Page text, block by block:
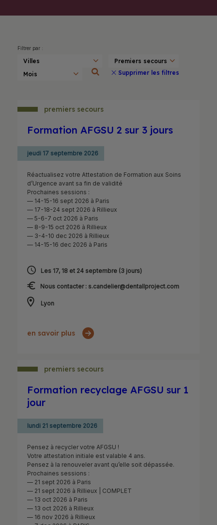
Filtrer par :
Supprimer les filtres
premiers secours
Formation AFGSU 2 sur 3 jours
jeudi 17 septembre 2026
Réactualisez votre Attestation de Formation aux Soins
d’Urgence avant sa fin de validité
Prochaines sessions :
— 14-15-16 sept 2026 à Paris
— 17-18-24 sept 2026 à Rillieux
— 5-6-7 oct 2026 à Paris
— 8-9-15 oct 2026 à Rillieux
— 3-4-10 dec 2026 à Rillieux
— 14-15-16 dec 2026 à Paris
Les 17, 18 et 24 septembre (3 jours)
Nous contacter : s.candelier@dentallproject.com
Lyon
en savoir plus
premiers secours
Formation recyclage AFGSU sur 1
jour
lundi 21 septembre 2026
Pensez à recycler votre AFGSU !
Votre attestation initiale est valable 4 ans.
Pensez à la renouveler avant qu’elle soit dépassée.
Prochaines sessions :
— 21 sept 2026 à Paris
— 21 sept 2026 à Rillieux | COMPLET
— 13 oct 2026 à Paris
— 13 oct 2026 à Rillieux
— 16 nov 2026 à Rillieux